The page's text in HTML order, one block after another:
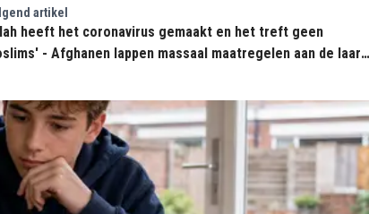
artikel
heeft het coronavirus gemaakt en het treft geen
- Afghanen lappen massaal maatregelen aan de laars